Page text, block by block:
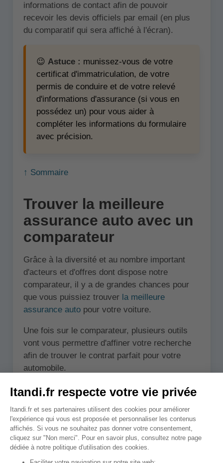
informations de contact afin de pouvoir
recevoir les devis officiels par email (en plus
du comparatif qui sera affiché à l'écran).
😉 Astuce : munissez-vous de votre
certificat d'immatriculation, de votre
permis de conduire et de votre relevé
d'informations d'assurance (si vous en
possédez un) pour vous aider à
compléter les informations du formulaire
avec précision.
↑ Sommaire
Trouver la meilleure
assurance auto avec un
comparateur
Grâce à la diversité et au nombre important
d'acteurs et d'offres dont dispose notre
comparateur, il y a de grandes chances pour
que vous puissiez trouver la meilleure
assurance autopour votre voiture.
Une fois sur le comparateur, plusieurs outils
vont vous permettre d'affiner votre recherche
afin de trouver le contrat parfait pour votre
automobile.
Les filtres
Une palette de filtres sont disponibles
directement depuis le panel d'offres que le
comparateur affiche. Cette palette permet: